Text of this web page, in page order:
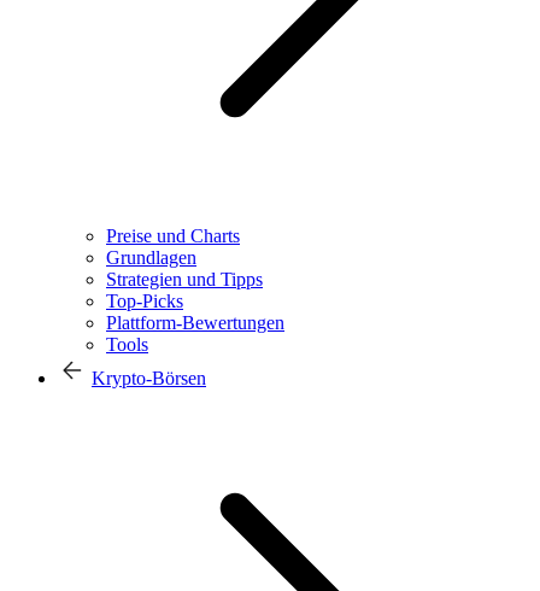
Preise und Charts
Grundlagen
Strategien und Tipps
Top-Picks
Plattform-Bewertungen
Tools
Krypto-Börsen